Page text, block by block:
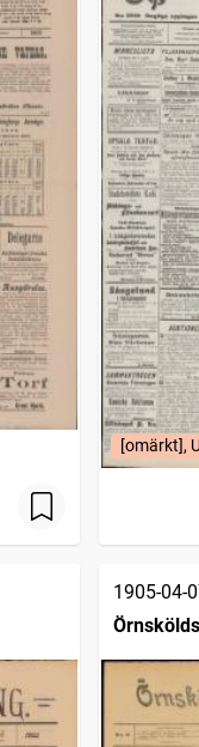
528
528
528
528
528
528
528
Hvad nytt i dag, Sammandragen upplaga af Stockholmstidningen
528
528
Skånska dagbladets hyres och platslista
528
528
528
528
528
528
528
527
[omärkt],
1905-04-